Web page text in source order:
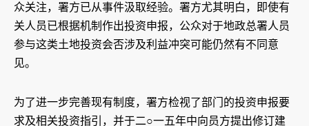
众关注，署方已从事件汲取经验。署方尤其明白，即使有
关人员已根据机制作出投资申报，公众对于地政总署人员
参与这类土地投资会否涉及利益冲突可能仍然有不同意
见。
为了进一步完善现有制度，署方检视了部门的投资申报要
求及相关投资指引，并于二○一五年中向员方提出修订建